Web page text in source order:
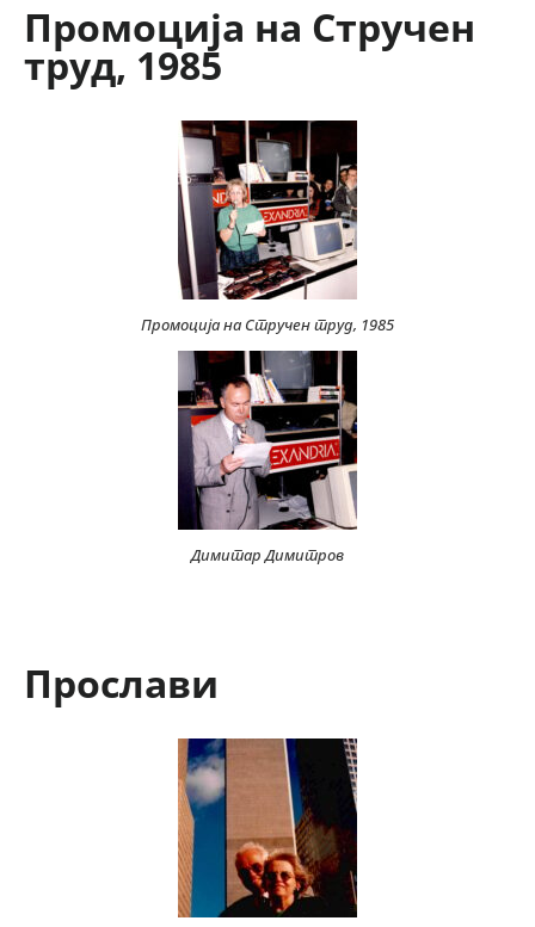
Промоција на Стручен
труд, 1985
Промоција на Стручен труд, 1985
Димитар Димитров
Прослави